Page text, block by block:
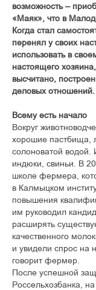
возможность –
«Маяк», что в
Когда стал
перенял у своих
использовать в
настоящего
высчитано,
деловых отношений.
Всему есть начало
Вокруг
хорошие пастбища,
солоноватой водой.
индюки, свиньи. В
школе фермера,
в Калмыцком
повышения
им руководил
расширять
качественного
и увидели спрос на
говорит фермер.
После успешной
Россельхозбанка,